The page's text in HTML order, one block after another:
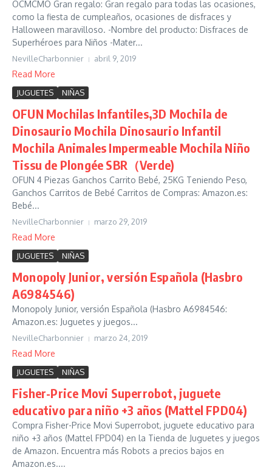
OCMCMO Gran regalo: Gran regalo para todas las ocasiones,
como la fiesta de cumpleaños, ocasiones de disfraces y
Halloween maravilloso. -Nombre del producto: Disfraces de
Superhéroes para Niños -Mater...
NevilleCharbonnier abril 9, 2019
Read More
JUGUETES NIÑAS
OFUN Mochilas Infantiles,3D Mochila de
Dinosaurio Mochila Dinosaurio Infantil
Mochila Animales Impermeable Mochila Niño
Tissu de Plongée SBR（Verde)
OFUN 4 Piezas Ganchos Carrito Bebé, 25KG Teniendo Peso,
Ganchos Carritos de Bebé Carritos de Compras: Amazon.es:
Bebé...
NevilleCharbonnier marzo 29, 2019
Read More
JUGUETES NIÑAS
Monopoly Junior, versión Española (Hasbro
A6984546)
Monopoly Junior, versión Española (Hasbro A6984546:
Amazon.es: Juguetes y juegos...
NevilleCharbonnier marzo 24, 2019
Read More
JUGUETES NIÑAS
Fisher-Price Movi Superrobot, juguete
educativo para niño +3 años (Mattel FPD04)
Compra Fisher-Price Movi Superrobot, juguete educativo para
niño +3 años (Mattel FPD04) en la Tienda de Juguetes y juegos
de Amazon. Encuentra más Robots a precios bajos en
Amazon.es....